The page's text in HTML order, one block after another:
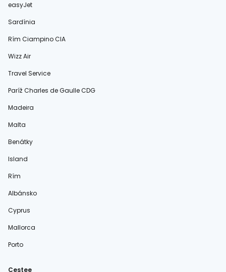
easyJet
Sardínia
Rím Ciampino CIA
Wizz Air
Travel Service
Paríž Charles de Gaulle CDG
Madeira
Malta
Benátky
Island
Rím
Albánsko
Cyprus
Mallorca
Porto
Cestee